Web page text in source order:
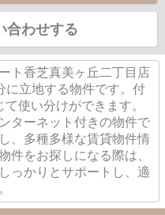
合わせする
ト香芝真美ヶ丘二丁目店
に立地する物件です。付
使い分けができます。
ターネット付きの物件で
、多種多様な賃貸物件情
件をお探しになる際は、
っかりとサポートし、適